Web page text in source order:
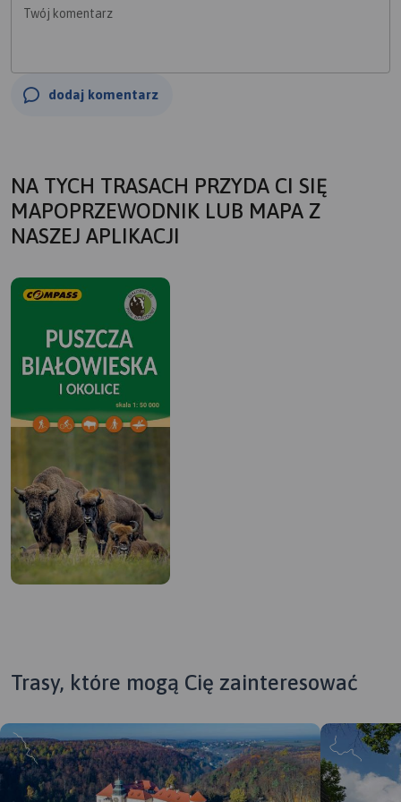
Twój komentarz
dodaj komentarz
NA TYCH TRASACH PRZYDA CI SIĘ
MAPOPRZEWODNIK LUB MAPA Z
NASZEJ APLIKACJI
Trasy, które mogą Cię zainteresować